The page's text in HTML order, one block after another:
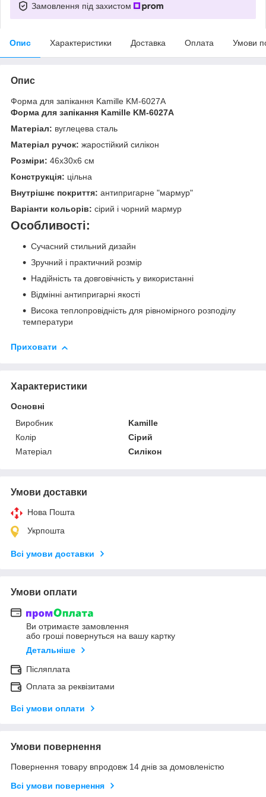
Замовлення під захистом
Опис Характеристики Доставка Оплата Умови
Опис
Форма для запікання Kamille KM-6027A
Форма для запікання Kamille KM-6027A
Матеріал: вуглецева сталь
Матеріал ручок: жаростійкий силікон
Розміри: 46х30х6 см
Конструкція: цільна
Внутрішнє покриття: антипригарне "мармур"
Варіанти кольорів: сірий і чорний мармур
Особливості:
Сучасний стильний дизайн
Зручний і практичний розмір
Надійність та довговічність у використанні
Відмінні антипригарні якості
Висока теплопровідність для рівномірного розподілу
температури
Приховати
Характеристики
Основні
Виробник
Kamille
Колір
Сірий
Матеріал
Силікон
Умови доставки
Нова Пошта
Укрпошта
Всі умови доставки
Умови оплати
Ви отримаєте замовлення
або гроші повернуться на вашу картку
Детальніше
Післяплата
Оплата за реквізитами
Всі умови оплати
Умови повернення
Повернення товару впродовж 14 днів за домовленістю
Всі умови повернення